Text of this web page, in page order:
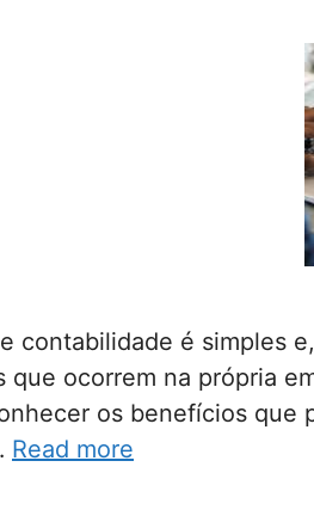
contabilidade é simples
que ocorrem na própria
os benefícios
Read more